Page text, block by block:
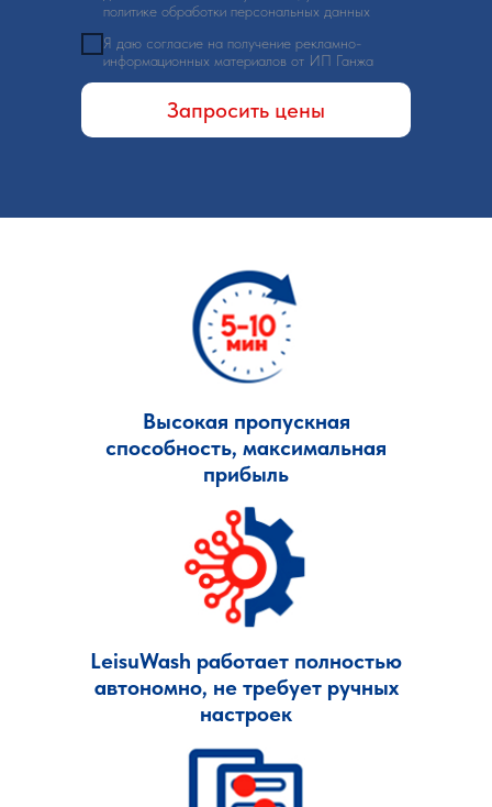
политике обработки персональных данных
Я даю согласие на получение рекламно-
информационных материалов от ИП Ганжа
Запросить цены
Высокая пропускная
способность, максимальная
прибыль
LeisuWash работает полностью
автономно, не требует ручных
настроек